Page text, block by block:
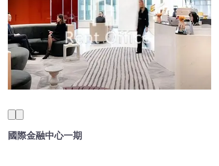
國際金融中心一期